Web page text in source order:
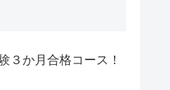
３か月合格コース！